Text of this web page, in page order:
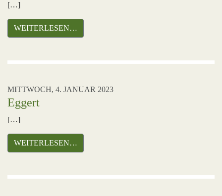
[…]
WEITERLESEN…
MITTWOCH, 4. JANUAR 2023
Eggert
[…]
WEITERLESEN…